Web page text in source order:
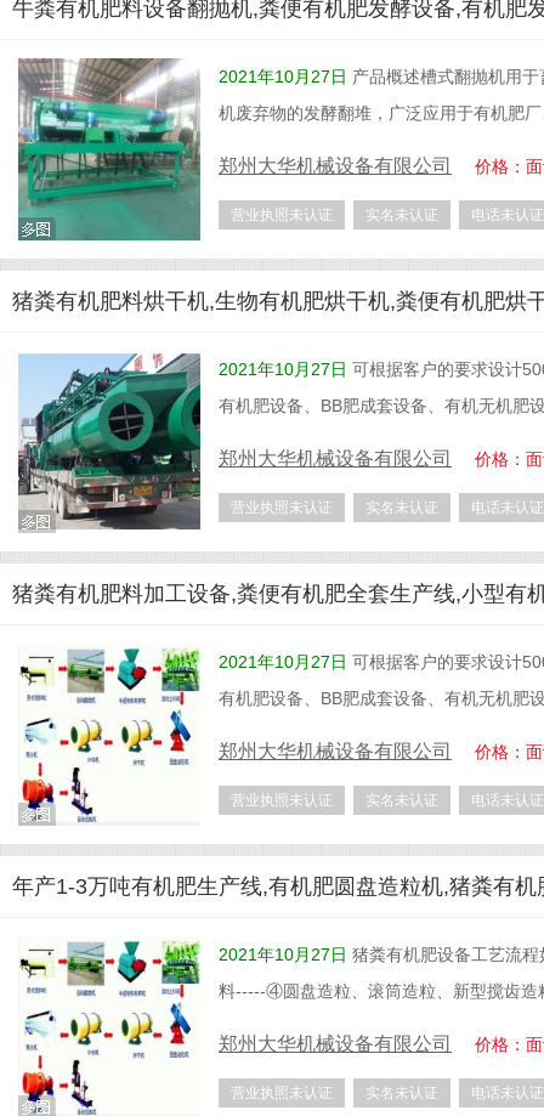
牛粪有机肥料设备翻抛机,粪便有机肥发酵设备,有机肥
2021年10月27日 产品概述槽式翻抛机用
机废弃物的发酵翻堆，广泛应用于有机肥
郑州大华机械设备有限公司 价格：
营业执照未认证 实名未认证 电话未认证
猪粪有机肥料烘干机,生物有机肥烘干机,粪便有机肥烘
2021年10月27日 可根据客户的要求设计
有机肥设备、BB肥成套设备、有机无机肥
郑州大华机械设备有限公司 价格：
营业执照未认证 实名未认证 电话未认证
猪粪有机肥料加工设备,粪便有机肥全套生产线,小型有
2021年10月27日 可根据客户的要求设计
有机肥设备、BB肥成套设备、有机无机肥
郑州大华机械设备有限公司 价格：
营业执照未认证 实名未认证 电话未认证
年产1-3万吨有机肥生产线,有机肥圆盘造粒机,猪粪有机
2021年10月27日 猪粪有机肥设备工艺流
料-----④圆盘造粒、滚筒造粒、新型搅齿造
郑州大华机械设备有限公司 价格：
营业执照未认证 实名未认证 电话未认证